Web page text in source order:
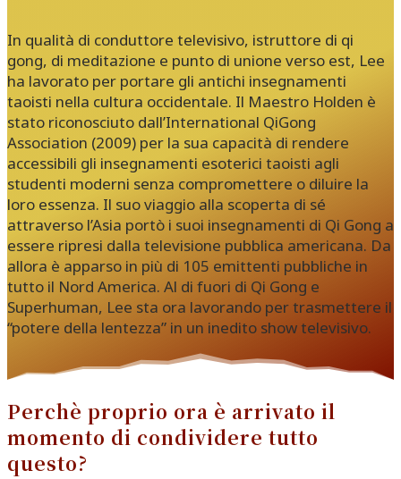
In qualità di conduttore televisivo, istruttore di qi
gong, di meditazione e punto di unione verso est, Lee
ha lavorato per portare gli antichi insegnamenti
taoisti nella cultura occidentale. Il Maestro Holden è
stato riconosciuto dall’International QiGong
Association (2009) per la sua capacità di rendere
accessibili gli insegnamenti esoterici taoisti agli
studenti moderni senza compromettere o diluire la
loro essenza. Il suo viaggio alla scoperta di sé
attraverso l’Asia portò i suoi insegnamenti di Qi Gong a
essere ripresi dalla televisione pubblica americana. Da
allora è apparso in più di 105 emittenti pubbliche in
tutto il Nord America. Al di fuori di Qi Gong e
Superhuman, Lee sta ora lavorando per trasmettere il
“potere della lentezza” in un inedito show televisivo.
Perchè proprio ora è arrivato il
momento di condividere tutto
questo?